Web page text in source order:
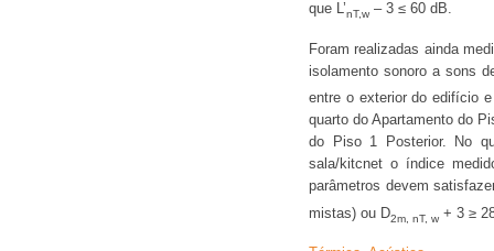
que L’nT,w – 3 ≤ 60 dB.
Foram realizadas ainda
isolamento sonoro a sons
entre o exterior do edifício
quarto do Apartamento do
do Piso 1 Posterior. No
sala/kitcnet o índice
parâmetros devem
mistas) ou D2m, nT, w + 3 ≥